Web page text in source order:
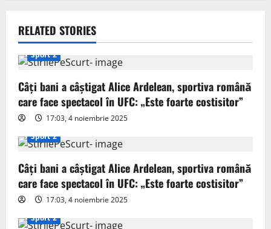
v
i
g
a
t
i
o
n
RELATED STORIES
Sport 2
Câți bani a câștigat Alice Ardelean, sportiva română
care face spectacol în UFC: „Este foarte costisitor”
17:03, 4 noiembrie 2025
Sport 2
Câți bani a câștigat Alice Ardelean, sportiva română
care face spectacol în UFC: „Este foarte costisitor”
17:03, 4 noiembrie 2025
Sport 2